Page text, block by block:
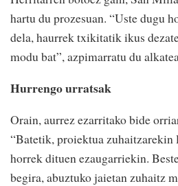
hartu du prozesuan. “Uste dugu
dela, haurrek txikitatik ikus
modu bat”, azpimarratu du
Hurrengo urratsak
Orain, aurrez ezarritako bide
“Batetik, proiektua zuhaitzarekin
horrek dituen ezaugarriekin.
begira, abuztuko jaietan zuhaitz